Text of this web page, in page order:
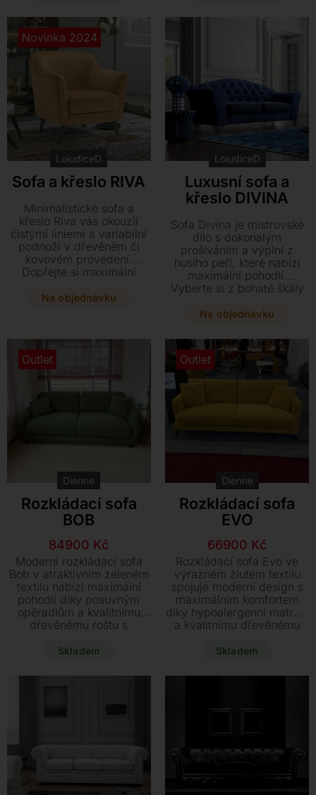
barevných odstínech.
Tento stylový a variabilní
kousek se díky svým
kompaktním rozměrům
stane ozdobou každého
pohovku s komfortní
čalounění z pravé kůže či
praktické konferenční
stolky pro váš maximální
komfort.
Novinka 2024
LoiudiceD
Sofa a křeslo RIVA
Minimalistické sofa a
křeslo Riva vás okouzlí
čistými liniemi a variabilní
podnoží v dřevěném či
kovovém provedení.
Dopřejte si maximální
pravé kůže nebo kvalitních
díky elegantnímu designu
a volitelné otočné základně
u křesla snadno přizpůsobí
každému interiéru.
Na objednávku
LoiudiceD
Luxusní sofa a
křeslo DIVINA
Sofa Divina je mistrovské
dílo s dokonalým
prošíváním a výplní z
husího peří, které nabízí
maximální pohodlí.
Vyberte si z bohaté škály
praktickou rozkládací
spaní.
Na objednávku
Outlet
Dienne
Rozkládací sofa
BOB
Původní
cena
byla:
117200 Kč.
84900 Kč
Aktuální
cena
je:
84900 Kč.
Moderní rozkládací sofa
Bob v atraktivním zeleném
textilu nabízí maximální
pohodlí díky posuvným
opěradlům a kvalitnímu
dřevěnému roštu s
Během pár vteřin vytvoříte
je ideálním stylovým
jedinečnou akční cenu za
Skladem
Outlet
Dienne
Rozkládací sofa
EVO
Původní
cena
byla:
102900 Kč.
66900 Kč
Aktuální
cena
je:
66900 Kč.
Rozkládací sofa Evo ve
výrazném žlutém textilu
spojuje moderní design s
maximálním komfortem
díky hypoalergenní matraci
a kvalitnímu dřevěnému
sekund vytvoříte
je ideálním stylovým
Skladem